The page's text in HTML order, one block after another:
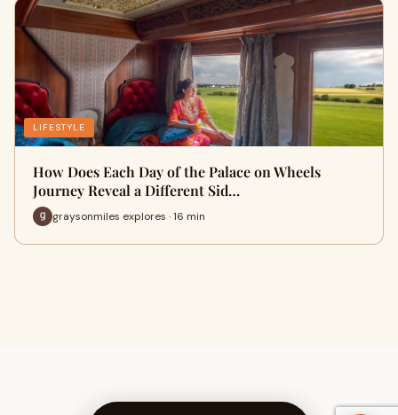
LIFESTYLE
How Does Each Day of the Palace on Wheels
Journey Reveal a Different Sid…
graysonmiles explores · 16 min